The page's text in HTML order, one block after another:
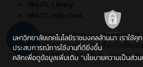
มหาวิทยาลัยเทคโนโลยีราชมงคลล้านนา : เลข
ช้างเผือก อำเภอเมืองเชียงใหม่ จังหวัดเชียงให
โทรศัพท์ : 0 5392 1444 , อีเมล :
มหาวิทยาลัยเทคโนโลยีราชมงคลล้านนา เราใช้คุ
ประสบการณ์การใช้งานที่ดียิ่งขึ้น
คลิกเพื่อดูข้อมูลเพิ่มเติม "นโยบายความเป็นส่ว